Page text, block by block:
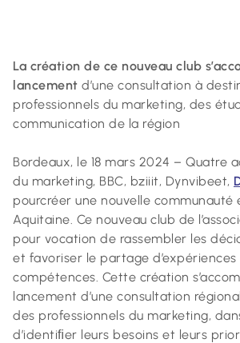
La création de ce nouveau club
lancement d’une consultation à
professionnels du marketing, des
communication de la région
Bordeaux, le 18 mars 2024 – Quatre
du marketing, BBC, bziiit, Dynvibeet,
pourcréer une nouvelle communauté
Aquitaine. Ce nouveau club de
pour vocation de rassembler les
et favoriser le partage
compétences. Cette création
lancement d’une consultation
des professionnels du marketing,
d’identiﬁer leurs besoins et leurs